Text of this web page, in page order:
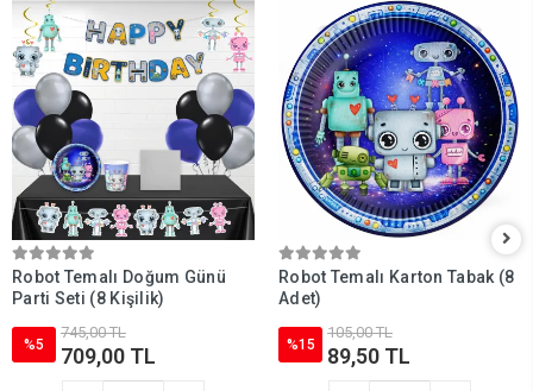
Robot Temalı Doğum Günü
Parti Seti (8 Kişilik)
%5
745,00 TL
709,00 TL
Robot Temalı Karton Tabak (8
Adet)
%15
105,00 TL
89,50 TL